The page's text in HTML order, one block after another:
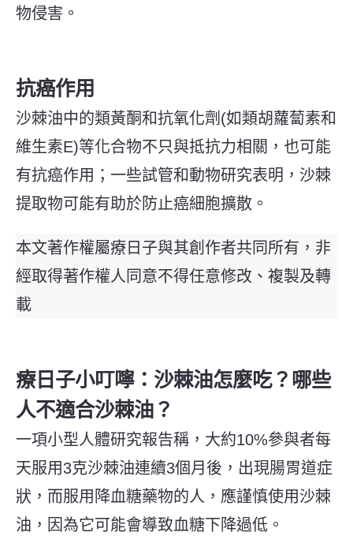
物侵害。
抗癌作用
沙棘油中的類黃酮和抗氧化劑(如類胡蘿蔔素和
維生素E)等化合物不只與抵抗力相關，也可能
有抗癌作用；一些試管和動物研究表明，沙棘
提取物可能有助於防止癌細胞擴散。
本文著作權屬療日子與其創作者共同所有，非
經取得著作權人同意不得任意修改、複製及轉
載
療日子小叮嚀：沙棘油怎麼吃？哪些
人不適合沙棘油？
一項小型人體研究報告稱，大約10%參與者每
天服用3克沙棘油連續3個月後，出現腸胃道症
狀，而服用降血糖藥物的人，應謹慎使用沙棘
油，因為它可能會導致血糖下降過低。